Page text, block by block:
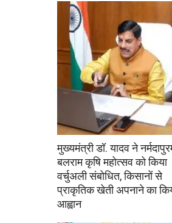
मुख्यमंत्री डॉ. यादव ने
बलराम कृषि महोत्सव को किया
वर्चुअली संबोधित, किसानों से
प्राकृतिक खेती अपनाने का
आह्वान